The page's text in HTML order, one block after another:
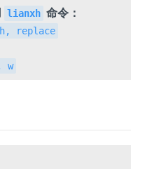
lianxh 命令：
replace
w